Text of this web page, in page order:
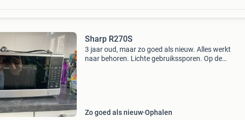
Sharp R270S
3 jaar oud, maar zo goed als nieuw. Alles werkt
naar behoren. Lichte gebruikssporen. Op de
Zo goed als nieuw Ophalen